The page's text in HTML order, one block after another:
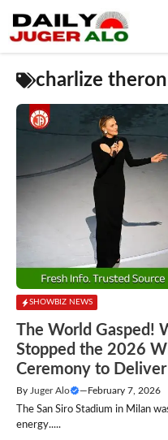
content
charlize theron
SHOWBIZ NEWS
The World Gasped!
Stopped the 2026
Ceremony to Deliver
By Juger Alo —February 7, 2026
The San Siro Stadium in Milan
energy.....